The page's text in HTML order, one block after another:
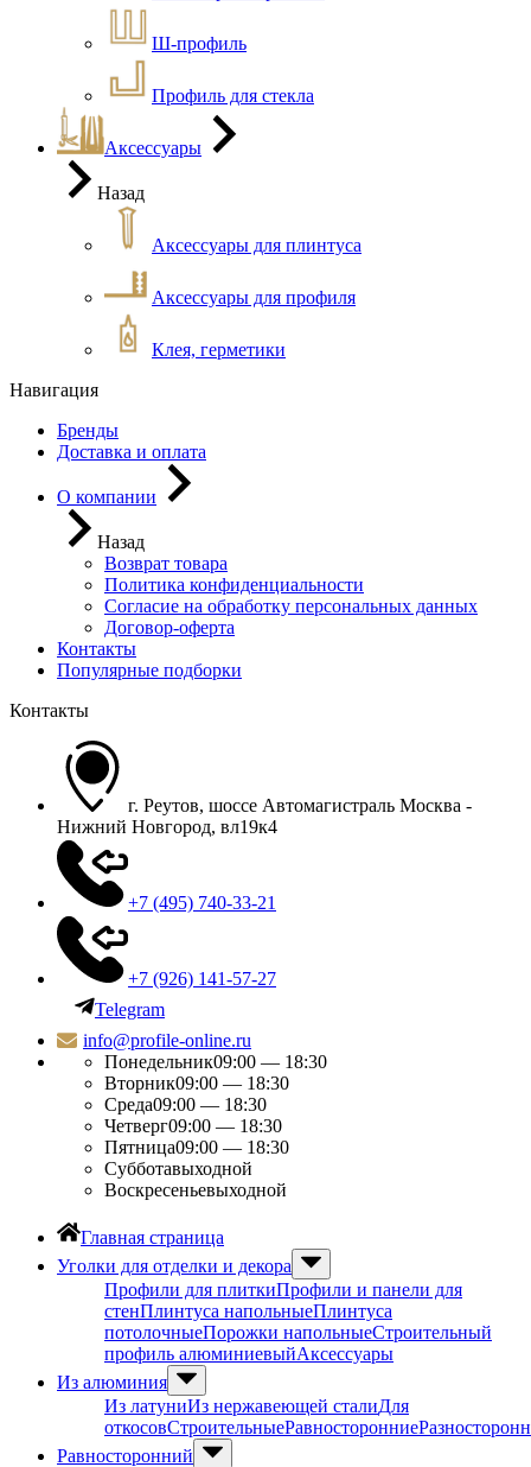
Ш-профиль
Профиль для стекла
Аксессуары
Назад
Аксессуары для плинтуса
Аксессуары для профиля
Клея, герметики
Навигация
Бренды
Доставка и оплата
О компании
Назад
Возврат товара
Политика конфиденциальности
Согласие на обработку персональных данных
Договор-оферта
Контакты
Популярные подборки
Контакты
г. Реутов, шоссе Автомагистраль Москва -
Нижний Новгород, вл19к4
+7 (495) 740-33-21
+7 (926) 141-57-27
Telegram
info@profile-online.ru
Понедельник09:00 — 18:30
Вторник09:00 — 18:30
Среда09:00 — 18:30
Четверг09:00 — 18:30
Пятница09:00 — 18:30
Субботавыходной
Воскресеньевыходной
Главная страница
Уголки для отделки и декора
Профили для плиткиПрофили и панели для
стенПлинтуса напольныеПлинтуса
потолочныеПорожки напольныеСтроительный
профиль алюминиевыйАксессуары
Из алюминия
Из латуниИз нержавеющей сталиДля
откосовСтроительныеРавносторонние
Равносторонний